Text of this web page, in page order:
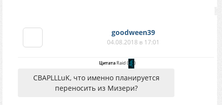
goodween39
04.08.2018 в 17:01
ЦитатаRaid ( )
CBAPLLLuK, что именно планируется
переносить из Мизери?